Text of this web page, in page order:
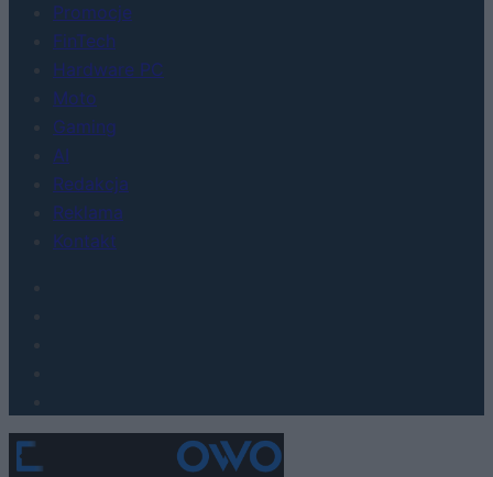
Promocje
FinTech
Hardware PC
Moto
Gaming
AI
Redakcja
Reklama
Kontakt